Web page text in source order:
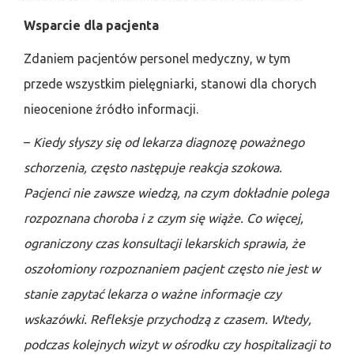
Wsparcie dla pacjenta
Zdaniem pacjentów personel medyczny, w tym
przede wszystkim pielęgniarki, stanowi dla chorych
nieocenione źródło informacji.
– Kiedy słyszy się od lekarza diagnozę poważnego
schorzenia, często następuje reakcja szokowa.
Pacjenci nie zawsze wiedzą, na czym dokładnie polega
rozpoznana choroba i z czym się wiąże. Co więcej,
ograniczony czas konsultacji lekarskich sprawia, że
oszołomiony rozpoznaniem pacjent często nie jest w
stanie zapytać lekarza o ważne informacje czy
wskazówki. Refleksje przychodzą z czasem. Wtedy,
podczas kolejnych wizyt w ośrodku czy hospitalizacji to